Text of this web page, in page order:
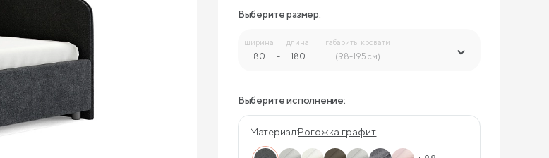
Выберите размер:
ширина
80 -
длина
180
габариты кровати
(98-195 см)
Выберите исполнение:
Материал:Рогожка графит